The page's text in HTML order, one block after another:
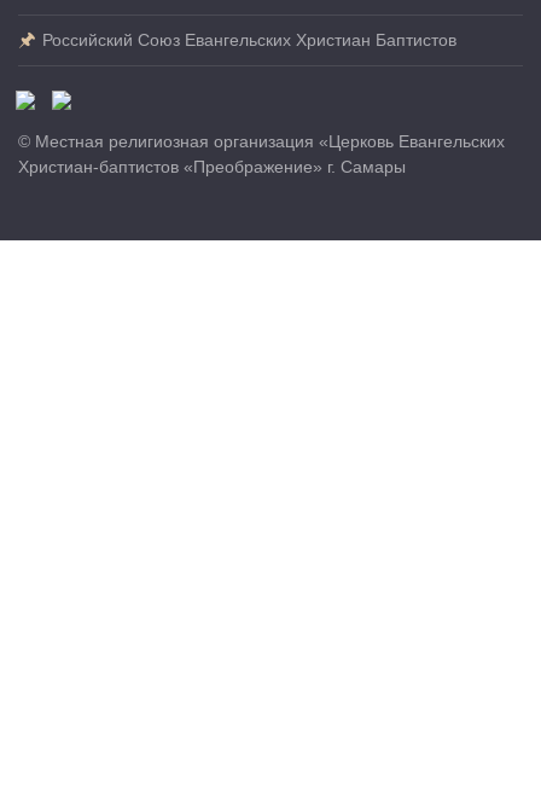
Российский Союз Евангельских Христиан Баптистов
© Местная религиозная организация «Церковь Евангельских
Христиан-баптистов «Преображение» г. Самары